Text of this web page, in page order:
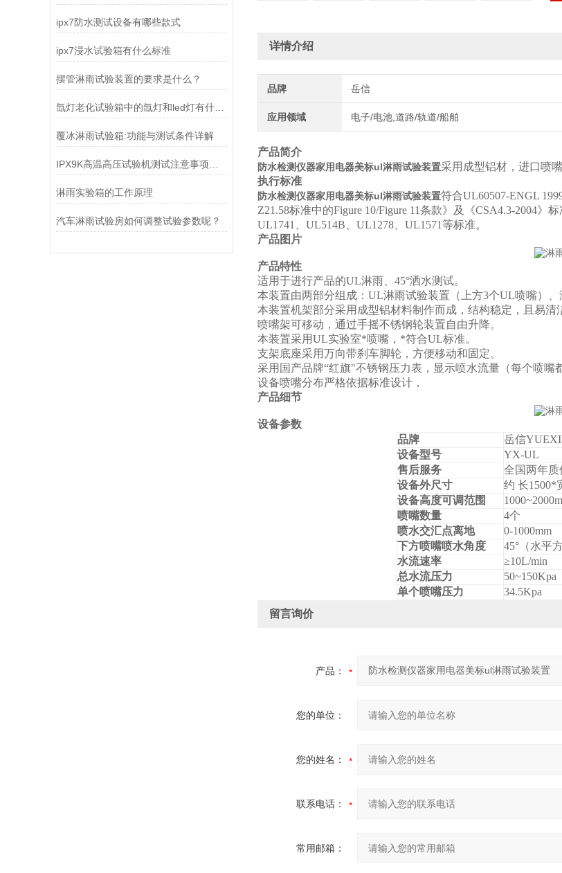
ipx7防水测试设备有哪些款式
ipx7浸水试验箱有什么标准
摆管淋雨试验装置的要求是什么？
氙灯老化试验箱中的氙灯和led灯有什么区别
覆冰淋雨试验箱:功能与测试条件详解
淋雨实验箱的工作原理
汽车淋雨试验房如何调整试验参数呢？
详情介绍
品牌 岳信
应用领域 电子/电池,道路/轨道/船舶
产品简介
防水检测仪器家用电器美标ul淋雨试验装置采用成型铝材，进口喷
执行标准
防水检测仪器家用电器美标ul淋雨试验装置符合UL60507-ENGL
Z21.58标准中的Figure 10/Figure 11条款》及《CSA4.3-2004》标
UL1741
UL514B UL1278 UL1571 等标准。
产品图片
产品特性
适用于进行产品的UL淋雨、45°洒水测试。
本装置由两部分组成：UL淋雨试验装置（上方3个UL喷嘴）、
本装置机架部分采用成型铝材料制作而成，结构稳定，且易清
喷嘴架可移动，通过手摇不锈钢轮装置自由升降。
本装置采用UL实验室*喷嘴，*符合UL标准。
支架底座采用万向带刹车脚轮，方便移动和固定。
采用国产品牌“红旗"不锈钢压力表，显示喷水流量（每个喷嘴
设备喷嘴分布严格依据标准设计，
产品细节
设备参数
品牌
岳信
设备型号
YX-UL
售后服务
全国两年
设备外尺寸
约 长1500*
设备高度可调范围
喷嘴数量
4个
喷水交汇点离地
0-1000mm
下方喷嘴喷水角度
45°（水平
水流速率
≥10L/min
总水流压力
50~150Kpa
单个喷嘴压力
34.5Kpa
留言询价
产品：
您的单位：
您的姓名：
联系电话：
常用邮箱：